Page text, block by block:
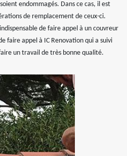
endommagés. Dans ce cas, il est
de remplacement de ceux-ci.
de faire appel à un couvreur
faire appel à IC Renovation qui a suivi
un travail de très bonne qualité.